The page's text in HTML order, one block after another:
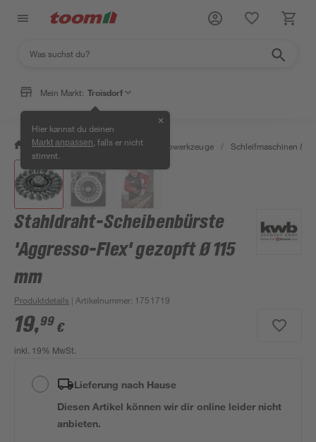
Mein Markt: Troisdorf
Hier kannst du deinen
Markt anpassen , falls er nicht
stimmt.
✕
/ Werkstatt & Maschinen / Elektrowerkzeuge / Schleifmaschinen &
Stahldraht-Scheibenbürste
'Aggresso-Flex' gezopft Ø 115
mm
Produktdetails | Artikelnummer: 1751719
19,99 €
inkl. 19% MwSt.
Lieferung nach Hause
Diesen Artikel können wir dir online leider nicht
anbieten.